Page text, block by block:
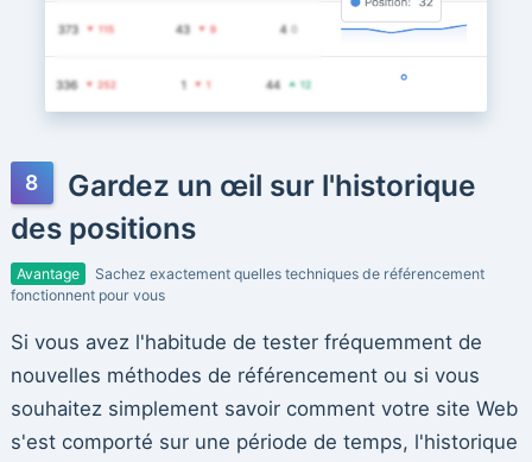
Gardez un œil sur l'historique
des positions
Avantage
Sachez exactement quelles techniques de référencement
fonctionnent pour vous
Si vous avez l'habitude de tester fréquemment de
nouvelles méthodes de référencement ou si vous
souhaitez simplement savoir comment votre site Web
s'est comporté sur une période de temps, l'historique